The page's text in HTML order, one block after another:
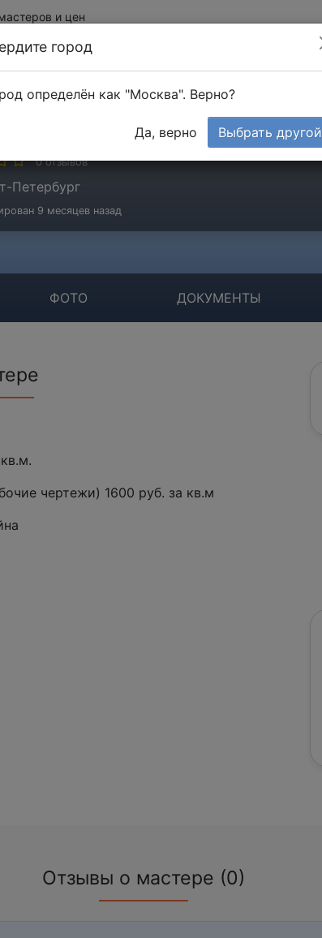
и цен
0 отзывов
Петербург
9 месяцев назад
ФОТО ДОКУМЕНТЫ
чертежи) 1600 руб. за кв.м
Отзывы о мастере (0)
город
определён как "Москва". Верно?
Да, верно Выбрать другой